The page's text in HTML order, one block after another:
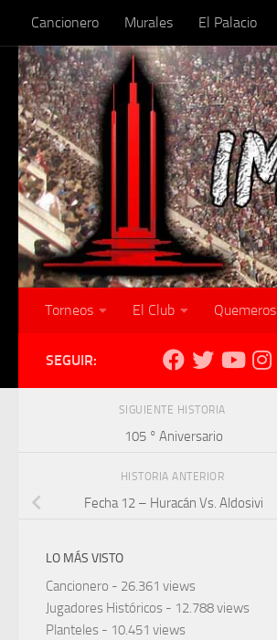
Skip to content
Cancionero Murales El Palacio
Torneos El Club Quemeros
SEGUIR:
SIGUIENTE HISTORIA
105 ° Aniversario
HISTORIA ANTERIOR
Fecha 12 – Huracán Vs. Aldosivi
LO MÁS VISTO
Cancionero - 26.361 views
Jugadores Históricos - 12.788 views
Planteles - 10.451 views